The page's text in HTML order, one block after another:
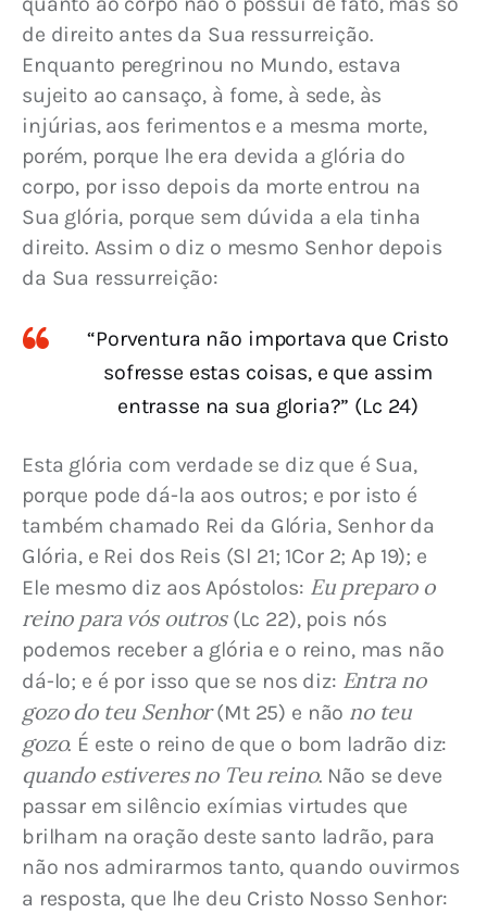
de direito antes da Sua ressurreição.
Enquanto peregrinou no Mundo, estava
sujeito ao cansaço, à fome, à sede, às
injúrias, aos ferimentos e a mesma morte,
porém, porque lhe era devida a glória do
corpo, por isso depois da morte entrou na
Sua glória, porque sem dúvida a ela tinha
direito. Assim o diz o mesmo Senhor depois
da Sua ressurreição:
“Porventura não importava que Cristo
sofresse estas coisas, e que assim
entrasse na sua gloria?” (Lc 24)
Esta glória com verdade se diz que é Sua,
porque pode dá-la aos outros; e por isto é
também chamado Rei da Glória, Senhor da
Glória, e Rei dos Reis (Sl 21; 1Cor 2; Ap 19); e
Ele mesmo diz aos Apóstolos: Eu preparo o
reino para vós outros (Lc 22), pois nós
podemos receber a glória e o reino, mas não
dá-lo; e é por isso que se nos diz: Entra no
gozo do teu Senhor (Mt 25) e não no teu
gozo. É este o reino de que o bom ladrão diz:
quando estiveres no Teu reino. Não se deve
passar em silêncio exímias virtudes que
brilham na oração deste santo ladrão, para
não nos admirarmos tanto, quando ouvirmos
a resposta, que lhe deu Cristo Nosso Senhor: